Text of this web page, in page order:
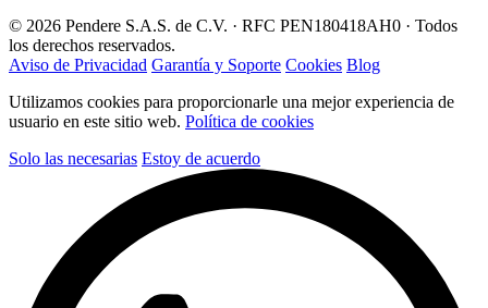
© 2026 Pendere S.A.S. de C.V. · RFC PEN180418AH0 · Todos
los derechos reservados.
Aviso de Privacidad Garantía y Soporte Cookies Blog
Utilizamos cookies para proporcionarle una mejor experiencia de
usuario en este sitio web. Política de cookies
Solo las necesarias Estoy de acuerdo